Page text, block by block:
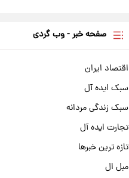
صفحه خبر - وب گردی
اقتصاد ایران
سبک ایده آل
سبک زندگی مردانه
تجارت ایده آل
تازه ترین خبرها
مبل ال